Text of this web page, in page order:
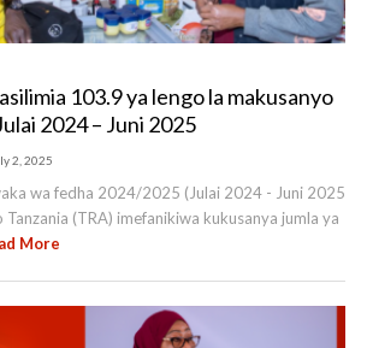
103.9 ya lengo la makusanyo
2024 – Juni 2025
2, 2025
wa fedha 2024/2025 (Julai 2024 - Juni 2025
(TRA) imefanikiwa kukusanya jumla ya
More